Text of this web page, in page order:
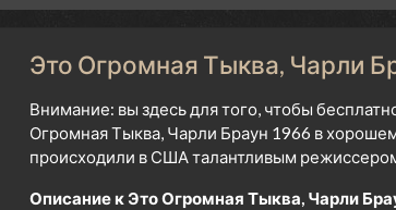
Это Огромная Тыква, Чарли
Внимание: вы здесь для того, чтобы
Огромная Тыква, Чарли Браун 1966 в
происходили в США талантливым
Описание к Это Огромная Тыква, Чарли